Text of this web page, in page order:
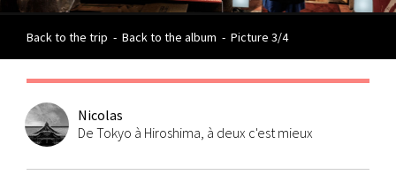
Back to the trip - Back to the album - Picture 3/4
Nicolas
De Tokyo à Hiroshima, à deux c'est mieux